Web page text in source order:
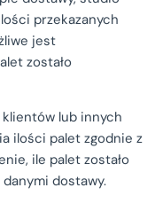
przekazanych
jest
zostało
lub innych
ilości palet zgodnie z
ile palet zostało
dostawy.